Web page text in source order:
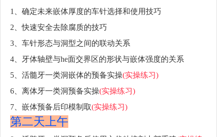
1、确定未来嵌体厚度的车针选择和使用技巧
2、快速安全去除腐质的技巧
3、车针形态与洞型之间的联动关系
4、牙体轴壁与he面交界区的形状与嵌体强度的关系
5、活髓牙一类洞嵌体的预备实操(实操练习)
6、离体牙一类洞预备实操(实操练习)
7、嵌体预备后印模制取(实操练习)
第二天上午